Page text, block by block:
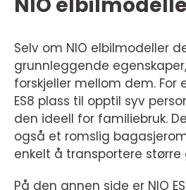
NIO
Selv om NIO elbilmodeller
grunnleggende
forskjeller mellom dem. For
ES8 plass til opptil syv
den ideell for familiebruk.
også et romslig
enkelt å transportere større
På den annen side er NIO